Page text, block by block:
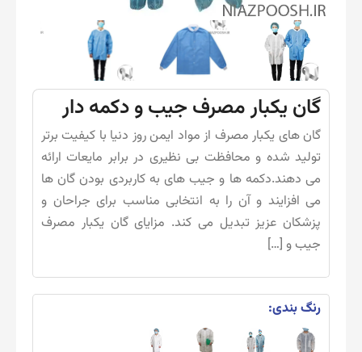
گان یکبار مصرف جیب و دکمه دار
گان های یکبار مصرف از مواد ایمن روز دنیا با کیفیت برتر
تولید شده و محافظت بی نظیری در برابر مایعات ارائه
می دهند.دکمه ها و جیب های به کاربردی بودن گان ها
می افزایند و آن را به انتخابی مناسب برای جراحان و
پزشکان عزیز تبدیل می کند. مزایای گان یکبار مصرف
جیب و […]
رنگ بندی: